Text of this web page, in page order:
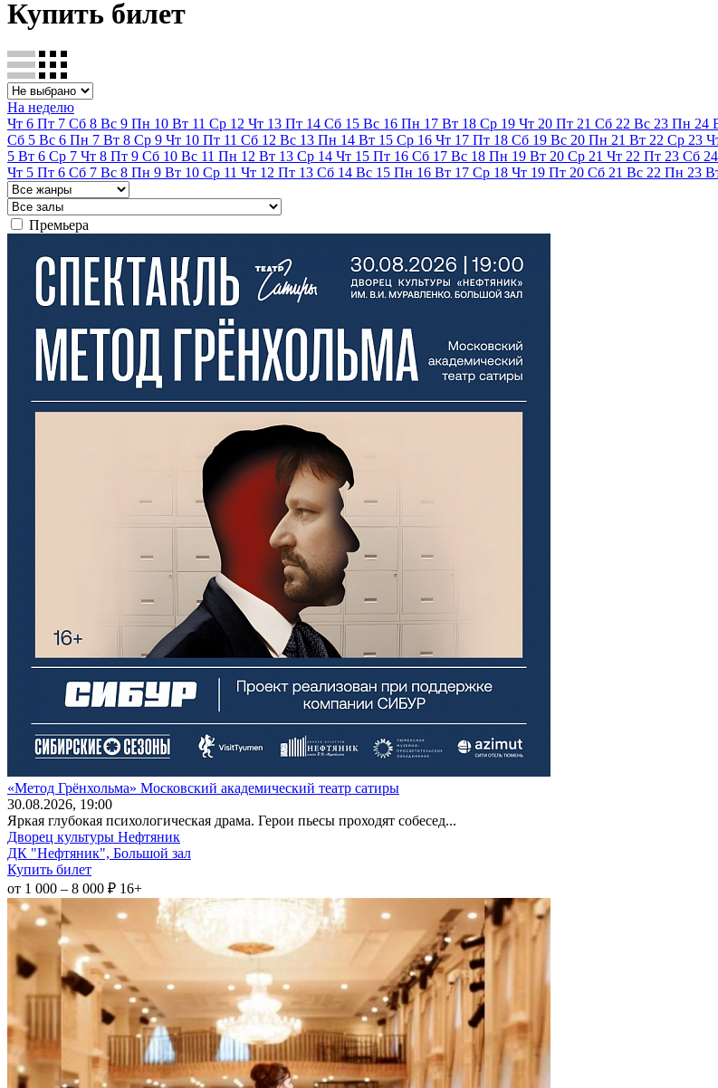
Купить билет
На неделю
Чт 6 Пт 7 Сб 8 Вс 9 Пн 10 Вт 11 Ср 12 Чт 13 Пт 14 Сб 15 Вс 16 Пн 17 Вт 18 Ср 19 Чт 20 Пт 21 Сб 22 Вс 23 Пн 24
Сб 5 Вс 6 Пн 7 Вт 8 Ср 9 Чт 10 Пт 11 Сб 12 Вс 13 Пн 14 Вт 15 Ср 16 Чт 17 Пт 18 Сб 19 Вс 20 Пн 21 Вт 22 Ср 23
5 Вт 6 Ср 7 Чт 8 Пт 9 Сб 10 Вс 11 Пн 12 Вт 13 Ср 14 Чт 15 Пт 16 Сб 17 Вс 18 Пн 19 Вт 20 Ср 21 Чт 22 Пт 23 Сб 24
Чт 5 Пт 6 Сб 7 Вс 8 Пн 9 Вт 10 Ср 11 Чт 12 Пт 13 Сб 14 Вс 15 Пн 16 Вт 17 Ср 18 Чт 19 Пт 20 Сб 21 Вс 22 Пн 23
Премьера
«Метод Грёнхольма» Московский академический театр сатиры
30.08.2026, 19:00
Яркая глубокая психологическая драма. Герои пьесы проходят собесед...
Дворец культуры Нефтяник
ДК "Нефтяник", Большой зал
Купить билет
от 1 000 – 8 000 ₽ 16+